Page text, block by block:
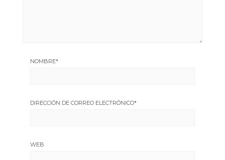
NOMBRE*
DIRECCIÓN DE CORREO ELECTRÓNICO*
WEB